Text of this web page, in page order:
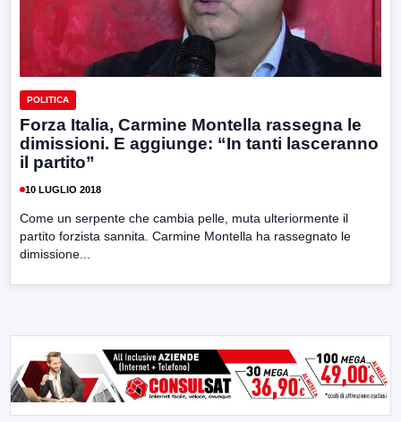
POLITICA
Forza Italia, Carmine Montella rassegna le
dimissioni. E aggiunge: “In tanti lasceranno
il partito”
10 LUGLIO 2018
Come un serpente che cambia pelle, muta ulteriormente il
partito forzista sannita. Carmine Montella ha rassegnato le
dimissione...